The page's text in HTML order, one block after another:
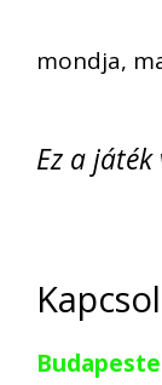
mondja,
Ez a játék